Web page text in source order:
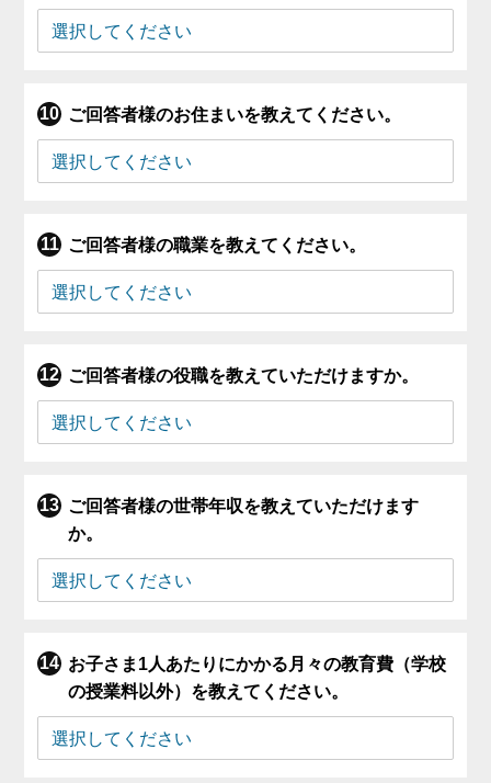
ご回答者様のお住まいを教えてください。
ご回答者様の職業を教えてください。
ご回答者様の役職を教えていただけますか。
ご回答者様の世帯年収を教えていただけます
か。
お子さま1人あたりにかかる月々の教育費（学校
の授業料以外）を教えてください。